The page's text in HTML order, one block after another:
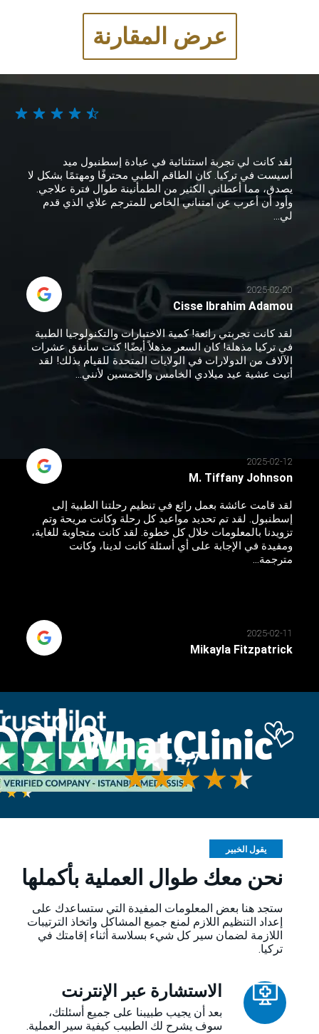
عرض المقارنة
لقد كانت لي تجربة استثنائية في عيادة إسطنبول ميد
أسيست في تركيا. كان الطاقم الطبي محترفًا ومهتمًا بشكل لا
يصدق، مما أعطاني الكثير من الطمأنينة طوال فترة علاجي.
وأود أن أعرب عن امتناني الخاص للمترجم علاي الذي قدم
لي...
2025-02-20
Cisse Ibrahim Adamou
لقد كانت تجربتي رائعة! كمية الاختبارات والتكنولوجيا الطبية
في تركيا مذهلة! كان السعر مذهلاً أيضًا! كنت سأنفق عشرات
الآلاف من الدولارات في الولايات المتحدة للقيام بذلك! لقد
أتيت عشية عيد ميلادي الخامس والخمسين لأنني...
2025-02-12
M. Tiffany Johnson
لقد قامت عائشة بعمل رائع في تنظيم رحلتنا الطبية إلى
إسطنبول. لقد تم تحديد مواعيد كل رحلة وكانت مريحة وتم
تزويدنا بالمعلومات خلال كل خطوة. لقد كانت متجاوبة للغاية،
ومفيدة في الإجابة على أي أسئلة كانت لدينا، وكانت
مترجمة...
2025-02-11
Mikayla Fitzpatrick
يقول الخبير
نحن معك طوال العملية بأكملها
ستجد هنا بعض المعلومات المفيدة التي ستساعدك على
إعداد التنظيم اللازم لمنع جميع المشاكل واتخاذ الترتيبات
اللازمة لضمان سير كل شيء بسلاسة أثناء إقامتك في
تركيا.
الاستشارة عبر الإنترنت
بعد أن يجيب طبيبنا على جميع أسئلتك،
سوف يشرح لك الطبيب كيفية سير العملية.